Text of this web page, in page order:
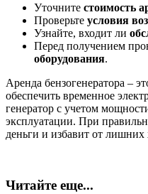
Уточните стоимость
Проверьте условия
Узнайте, входит ли
Перед получением
оборудования.
Аренда бензогенератора –
обеспечить временное
генератор с учетом
эксплуатации. При
деньги и избавит от лишних
Читайте еще...